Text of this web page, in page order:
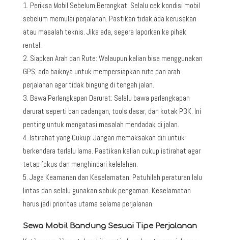
Periksa Mobil Sebelum Berangkat: Selalu cek kondisi mobil
sebelum memulai perjalanan. Pastikan tidak ada kerusakan
atau masalah teknis. Jika ada, segera laporkan ke pihak
rental.
Siapkan Arah dan Rute: Walaupun kalian bisa menggunakan
GPS, ada baiknya untuk mempersiapkan rute dan arah
perjalanan agar tidak bingung di tengah jalan.
Bawa Perlengkapan Darurat: Selalu bawa perlengkapan
darurat seperti ban cadangan, tools dasar, dan kotak P3K. Ini
penting untuk mengatasi masalah mendadak di jalan.
Istirahat yang Cukup: Jangan memaksakan diri untuk
berkendara terlalu lama. Pastikan kalian cukup istirahat agar
tetap fokus dan menghindari kelelahan.
Jaga Keamanan dan Keselamatan: Patuhilah peraturan lalu
lintas dan selalu gunakan sabuk pengaman. Keselamatan
harus jadi prioritas utama selama perjalanan.
Sewa Mobil Bandung Sesuai Tipe Perjalanan